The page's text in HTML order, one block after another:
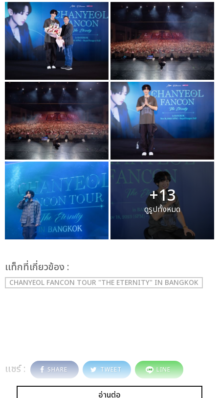
+13
ดูรูปทั้งหมด
เเท็กที่เกี่ยวข้อง :
CHANYEOL FANCON TOUR "THE ETERNITY" IN BANGKOK
แชร์ : SHARE TWEET LINE
อ่านต่อ